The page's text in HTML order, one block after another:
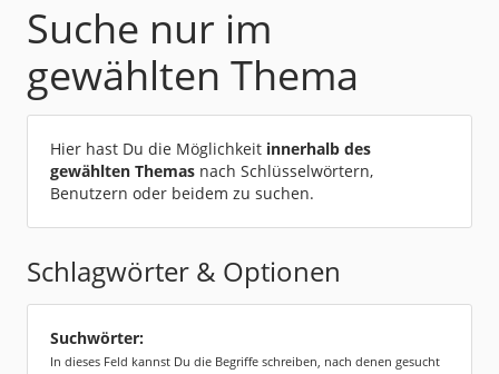
Suche nur im
gewählten Thema
Hier hast Du die Möglichkeit innerhalb des
gewählten Themas nach Schlüsselwörtern,
Benutzern oder beidem zu suchen.
Schlagwörter & Optionen
Suchwörter:
In dieses Feld kannst Du die Begriffe schreiben, nach denen gesucht